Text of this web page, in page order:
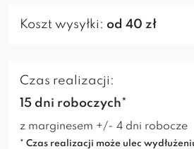
Koszt wysyłki: od 40 zł
Czas realizacji:
15 dni roboczych*
z marginesem +/- 4 dni robocze
* Czas realizacji może ulec